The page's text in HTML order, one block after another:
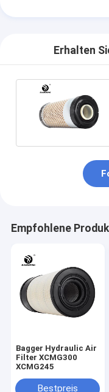
Erhalten
Empfohlene
Bagger Hydraulic Air
Filter XCMG300
XCMG245
Bestpreis